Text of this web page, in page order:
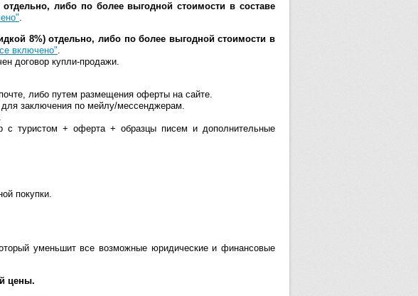
либо по более выгодной стоимости в составе
.
8%) отдельно, либо по более выгодной стоимости в
включено".
договор купли-продажи.
либо путем размещения оферты на сайте.
заключения по мейлу/мессенджерам.
с туристом + оферта + образцы писем и дополнительные
покупки.
уменьшит все возможные юридические и финансовые
цены.